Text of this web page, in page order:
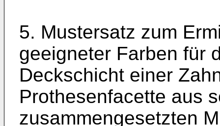
5. Mustersatz zum
geeigneter Farben für
Deckschicht einer
Prothesenfacette aus
zusammengesetzten